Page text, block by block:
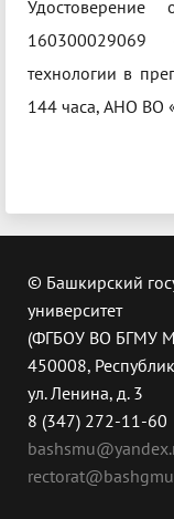
технологии в
144 часа, АНО ВО
© Башкирский
университет
(ФГБОУ ВО БГМУ
450008,
ул. Ленина, д. 3
8 (347) 272-11-60